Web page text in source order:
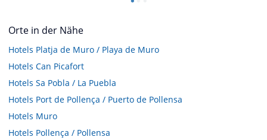
Orte in der Nähe
Hotels Platja de Muro / Playa de Muro
Hotels Can Picafort
Hotels Sa Pobla / La Puebla
Hotels Port de Pollença / Puerto de Pollensa
Hotels Muro
Hotels Pollença / Pollensa